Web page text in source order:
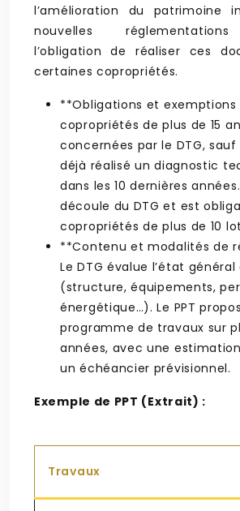
l’amélioration du patrimoine
nouvelles
l’obligation de réaliser ces
certaines copropriétés.
**Obligations et exemptions
copropriétés de plus de 15
concernées par le DTG,
déjà réalisé un diagnostic
dans les 10 dernières années.
découle du DTG et est
copropriétés de plus de 10
**Contenu et modalités de
Le DTG évalue l’état
(structure, équipements,
énergétique…). Le PPT
programme de travaux sur
années, avec une
un échéancier prévisionnel.
Exemple de PPT (Extrait) :
Travaux